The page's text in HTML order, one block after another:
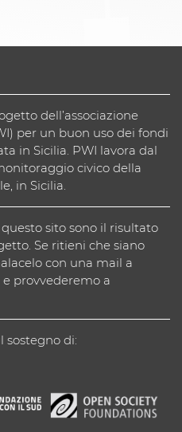
dell’associazione
per un buon uso dei fondi
in Sicilia. PWI lavora dal
civico della
in Sicilia.
sito sono il risultato
Se ritieni che siano
con una mail a
e provvederemo a
sostegno di: